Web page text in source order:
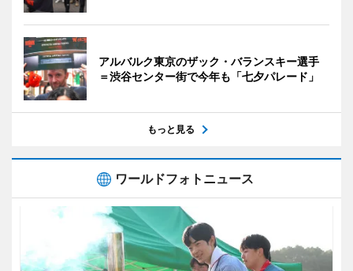
アルバルク東京のザック・バランスキー選手
＝渋谷センター街で今年も「七夕パレード」
もっと見る
ワールドフォトニュース